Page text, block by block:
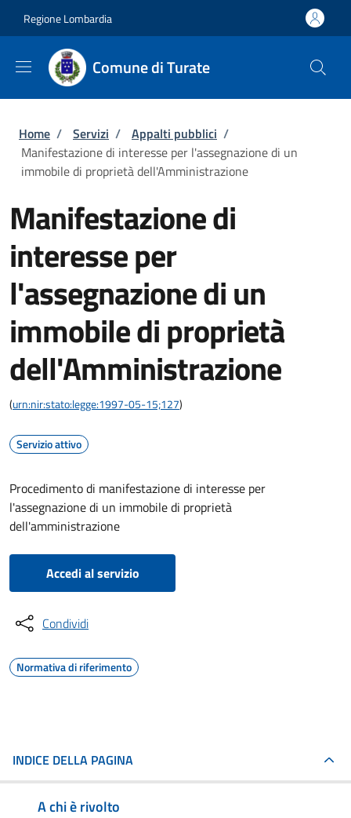
Regione Lombardia
Comune di Turate
Briciole di pane
Home / Servizi / Appalti pubblici /
Manifestazione di interesse per l'assegnazione di un
immobile di proprietà dell'Amministrazione
Manifestazione di
interesse per
l'assegnazione di un
immobile di proprietà
dell'Amministrazione
(urn:nir:stato:legge:1997-05-15;127)
Servizio attivo
Procedimento di manifestazione di interesse per
l'assegnazione di un immobile di proprietà
dell'amministrazione
Accedi al servizio
Condividi
Normativa di riferimento
INDICE DELLA PAGINA
A chi è rivolto